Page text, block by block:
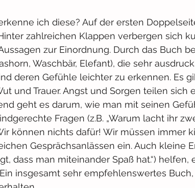
ich diese? Auf der ersten
zahlreichen Klappen verbergen sich
zur Einordnung. Durch das Buch
Waschbär, Elefant), die sehr
deren Gefühle leichter zu erkennen. Es
und Trauer. Angst und Sorgen teilen
geht es darum, wie man mit seinen
Fragen (z.B. „Warum lacht ihr
können nichts dafür! Wir müssen immer
Gesprächsanlässen ein. Auch kleine
dass man miteinander Spaß hat.“)
insgesamt sehr empfehlenswertes